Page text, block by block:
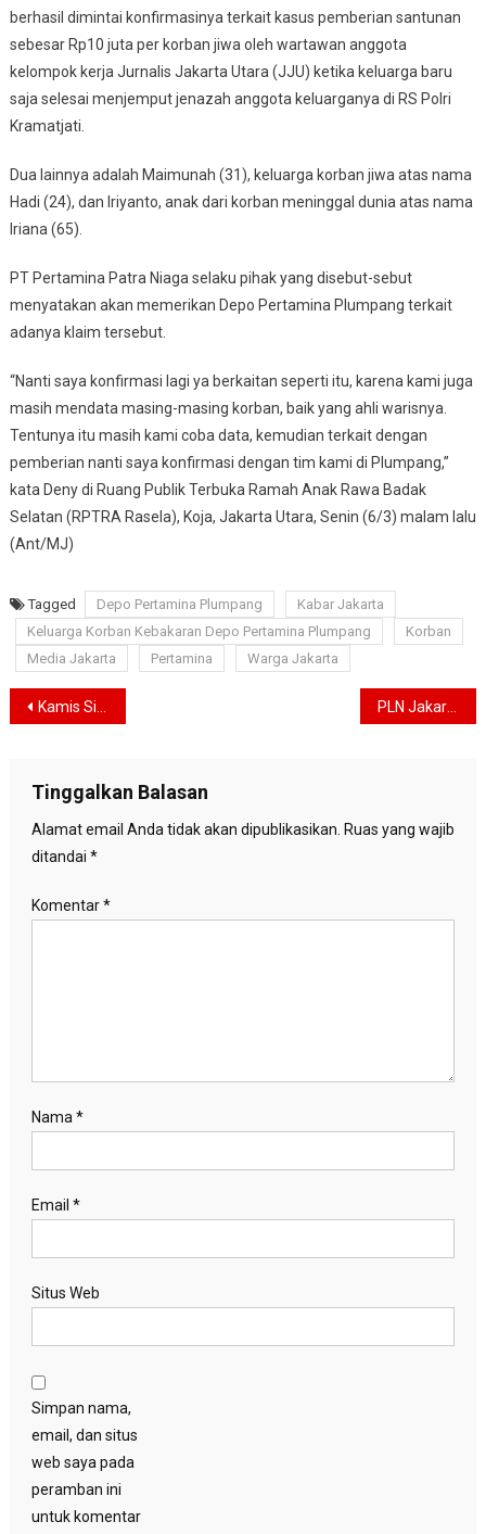
berhasil dimintai konfirmasinya terkait kasus pemberian santunan
sebesar Rp10 juta per korban jiwa oleh wartawan anggota
kelompok kerja Jurnalis Jakarta Utara (JJU) ketika keluarga baru
saja selesai menjemput jenazah anggota keluarganya di RS Polri
Kramatjati.
Dua lainnya adalah Maimunah (31), keluarga korban jiwa atas nama
Hadi (24), dan Iriyanto, anak dari korban meninggal dunia atas nama
Iriana (65).
PT Pertamina Patra Niaga selaku pihak yang disebut-sebut
menyatakan akan memerikan Depo Pertamina Plumpang terkait
adanya klaim tersebut.
“Nanti saya konfirmasi lagi ya berkaitan seperti itu, karena kami juga
masih mendata masing-masing korban, baik yang ahli warisnya.
Tentunya itu masih kami coba data, kemudian terkait dengan
pemberian nanti saya konfirmasi dengan tim kami di Plumpang,”
kata Deny di Ruang Publik Terbuka Ramah Anak Rawa Badak
Selatan (RPTRA Rasela), Koja, Jakarta Utara, Senin (6/3) malam lalu
(Ant/MJ)
Tagged Depo Pertamina Plumpang
Kabar Jakarta
Keluarga Korban Kebakaran Depo Pertamina Plumpang
Korban
Media Jakarta
Pertamina Warga Jakarta
Navigasi
Kamis Siang, Jakarta Diprakirkan Bakal Diguyur Hujan PLN Jakarta Raya Jamin Pengguna Kendaraan Listrik Tak Kesulitan Cari Lokasi Isi Daya
Tinggalkan Balasan
Alamat email Anda tidak akan dipublikasikan. Ruas yang wajib
ditandai *
Komentar*
Nama *
Email *
Situs Web
Simpan nama,
email, dan situs
web saya pada
peramban ini
untuk komentar